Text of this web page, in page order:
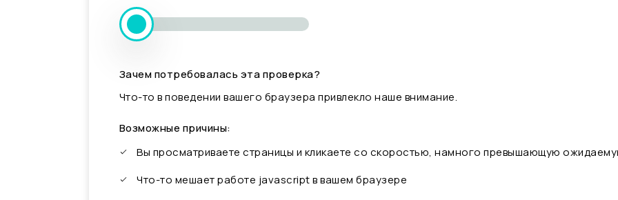
Зачем потребовалась эта проверка?
Что-то в поведении вашего браузера привлекло наше внимание.
Возможные причины:
Вы просматриваете страницы и кликаете со скоростью, намного превышающую
Что-то мешает работе javascript в вашем браузере